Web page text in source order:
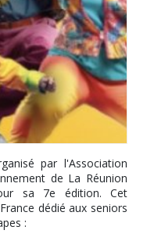
par l'Association
de La Réunion
sa 7e édition. Cet
dédié aux seniors
: